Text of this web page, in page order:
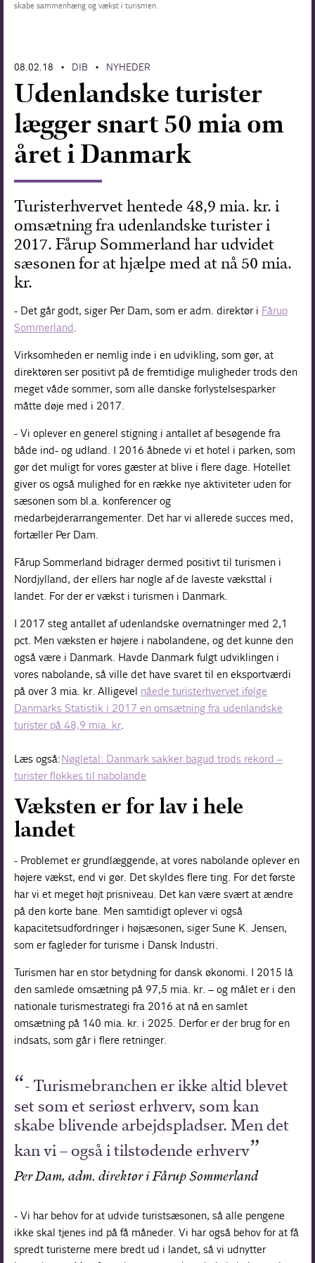
skabe sammenhæng og vækst i turismen.
08.02.18 • DIB • NYHEDER
Udenlandske turister
lægger snart 50 mia om
året i Danmark
Turisterhvervet hentede 48,9 mia. kr. i
omsætning fra udenlandske turister i
2017. Fårup Sommerland har udvidet
sæsonen for at hjælpe med at nå 50 mia.
kr.
- Det går godt, siger Per Dam, som er adm. direktør i Fårup
Sommerland.
Virksomheden er nemlig inde i en udvikling, som gør, at
direktøren ser positivt på de fremtidige muligheder trods den
meget våde sommer, som alle danske forlystelsesparker
måtte døje med i 2017.
- Vi oplever en generel stigning i antallet af besøgende fra
både ind- og udland. I 2016 åbnede vi et hotel i parken, som
gør det muligt for vores gæster at blive i flere dage. Hotellet
giver os også mulighed for en række nye aktiviteter uden for
sæsonen som bl.a. konferencer og
medarbejderarrangementer. Det har vi allerede succes med,
fortæller Per Dam.
Fårup Sommerland bidrager dermed positivt til turismen i
Nordjylland, der ellers har nogle af de laveste væksttal i
landet. For der er vækst i turismen i Danmark.
I 2017 steg antallet af udenlandske overnatninger med 2,1
pct. Men væksten er højere i nabolandene, og det kunne den
også være i Danmark. Havde Danmark fulgt udviklingen i
vores nabolande, så ville det have svaret til en eksportværdi
på over 3 mia. kr. Alligevel nåede turisterhvervet ifølge
Danmarks Statistik i 2017 en omsætning fra udenlandske
turister på 48,9 mia. kr.
Læs også:Nøgletal: Danmark sakker bagud trods rekord –
turister flokkes til nabolande
Væksten er for lav i hele
landet
- Problemet er grundlæggende, at vores nabolande oplever en
højere vækst, end vi gør. Det skyldes flere ting. For det første
har vi et meget højt prisniveau. Det kan være svært at ændre
på den korte bane. Men samtidigt oplever vi også
kapacitetsudfordringer i højsæsonen, siger Sune K. Jensen,
som er fagleder for turisme i Dansk Industri.
Turismen har en stor betydning for dansk økonomi. I 2015 lå
den samlede omsætning på 97,5 mia. kr. – og målet er i den
nationale turismestrategi fra 2016 at nå en samlet
omsætning på 140 mia. kr. i 2025. Derfor er der brug for en
indsats, som går i flere retninger.
- Turismebranchen er ikke altid blevet
set som et seriøst erhverv, som kan
skabe blivende arbejdspladser. Men det
kan vi – også i tilstødende erhverv
Per Dam, adm. direktør i Fårup Sommerland
- Vi har behov for at udvide turistsæsonen, så alle pengene
ikke skal tjenes ind på få måneder. Vi har også behov for at få
spredt turisterne mere bredt ud i landet, så vi udnytter